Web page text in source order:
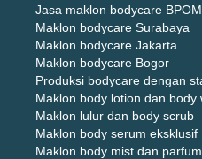
Jasa maklon bodycare BPOM
Maklon bodycare Surabaya
Maklon bodycare Jakarta
Maklon bodycare Bogor
Produksi bodycare dengan
Maklon body lotion dan body
Maklon lulur dan body scrub
Maklon body serum eksklusif
Maklon body mist dan parfum